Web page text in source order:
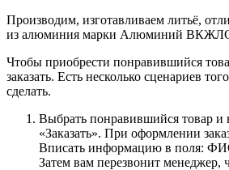
Производим, изготавливаем литьё,
из алюминия марки Алюминий
Чтобы приобрести понравившийся
заказать. Есть несколько сценариев
сделать.
Выбрать понравившийся товар и
«Заказать». При оформлении
Вписать информацию в поля:
Затем вам перезвонит менеджер,